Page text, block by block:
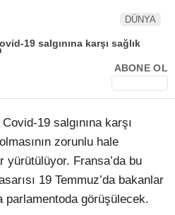
WhatsApp İhbar
Facebook
Instagram
DÜNYA
ABONE OL
19 salgınına karşı
zorunlu hale
yürütülüyor. Fransa’da bu
19 Temmuz’da bakanlar
parlamentoda görüşülecek.